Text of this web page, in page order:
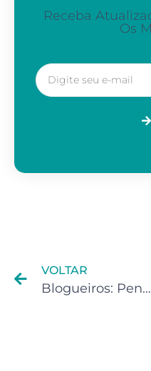
Receba
Os
VOLTAR
Blogueiros: Pendência no CPF na Receita Federal